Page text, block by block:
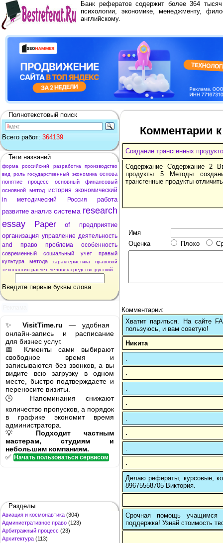
Банк рефератов содержит более 364
психологии, экономике, менеджменту,
английскому.
Полнотекстовый поиск
Всего работ: 364139
Теги названий
форма российский разработка
производство
вид
роль государственный экономика основа
понятие
процесс основный
финансовый
основной метод история экономический
in
методический Россия
работа
развитие анализ система research
essay
Paper of
предприятие
организация управление деятельность
and
право проблема особенность
современный социальный учет
правый
культура
метода характеристика
правовой
технология расчет человек средство русский
Введите первые буквы слова
✨ VisitTime.ru — удобная
онлайн-запись и расписание
для бизнес услуг.
📅 Клиенты сами выбирают
свободное время и
записываются без звонков, а вы
видите всю загрузку в одном
месте, быстро подтверждаете и
переносите визиты.
🕒 Напоминания снижают
количество пропусков, а порядок
в графике экономит время
администратора.
💡 Подходит частным
мастерам, студиям и
небольшим компаниям.
✅ Начать пользоваться сервисом
Разделы
Авиация и космонавтика (304)
Административное право (123)
Арбитражный процесс (23)
Архитектура (113)
Комментарии
Создание трансгенных
Содержание Содержание 2
продукты 5 Методы
трансгенные продукты
Имя
Оценка
Плохо
Комментарии:
Хватит париться. На сайте
пользуюсь, и вам советую!
Никита
.
.
.
.
Делаю рефераты, курсовые,
89675558705 Виктория.
Срочная помощь учащимся в
поддержка! Узнай стоимость